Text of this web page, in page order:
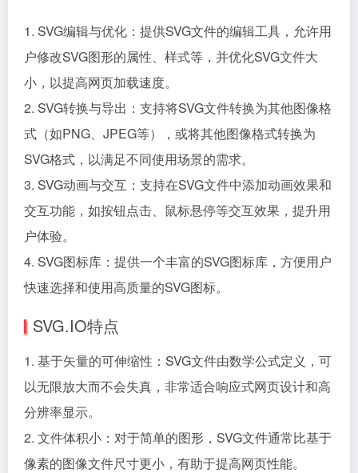
1. SVG编辑与优化：提供SVG文件的编辑工具，允许用
户修改SVG图形的属性、样式等，并优化SVG文件大
小，以提高网页加载速度。
2. SVG转换与导出：支持将SVG文件转换为其他图像格
式（如PNG、JPEG等），或将其他图像格式转换为
SVG格式，以满足不同使用场景的需求。
3. SVG动画与交互：支持在SVG文件中添加动画效果和
交互功能，如按钮点击、鼠标悬停等交互效果，提升用
户体验。
4. SVG图标库：提供一个丰富的SVG图标库，方便用户
快速选择和使用高质量的SVG图标。
SVG.IO特点
1. 基于矢量的可伸缩性：SVG文件由数学公式定义，可
以无限放大而不会失真，非常适合响应式网页设计和高
分辨率显示。
2. 文件体积小：对于简单的图形，SVG文件通常比基于
像素的图像文件尺寸更小，有助于提高网页性能。